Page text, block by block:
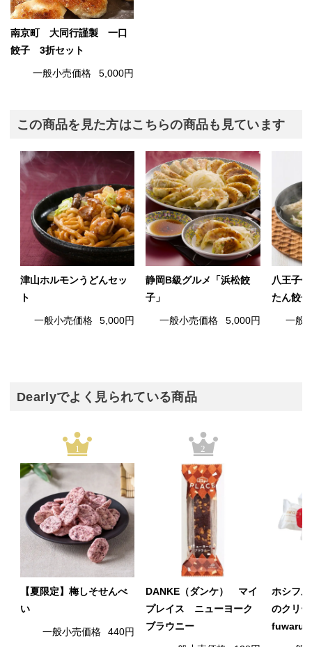
南京町 大同行謹製 一口
餃子 3折セット
一般小売価格 5,000円
この商品を見た方はこちらの商品も見ています
津山ホルモンうどんセッ
ト
一般小売価格 5,000円
静岡B級グルメ「浜松餃
子」
一般小売価格 5,000円
八王子
たん餃子
一般
Dearlyでよく見られている商品
1
【夏限定】梅しそせんべ
い
一般小売価格 440円
2
DANKE（ダンケ） マイ
プレイス ニューヨーク
ブラウニー
ホシフ
のクリ
fuwaru